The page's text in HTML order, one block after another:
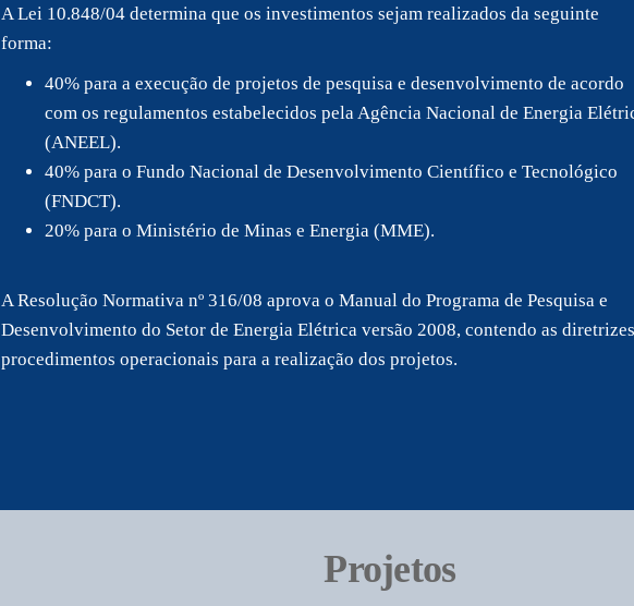
A Lei 10.848/04 determina que os investimentos sejam realizados da seguinte
forma:
40% para a execução de projetos de pesquisa e desenvolvimento de acordo
com os regulamentos estabelecidos pela Agência Nacional de Energia
(ANEEL).
40% para o Fundo Nacional de Desenvolvimento Científico e Tecnológico
(FNDCT).
20% para o Ministério de Minas e Energia (MME).
A Resolução Normativa nº 316/08 aprova o Manual do Programa de Pesquisa e
Desenvolvimento do Setor de Energia Elétrica versão 2008, contendo as
procedimentos operacionais para a realização dos projetos.
Projetos